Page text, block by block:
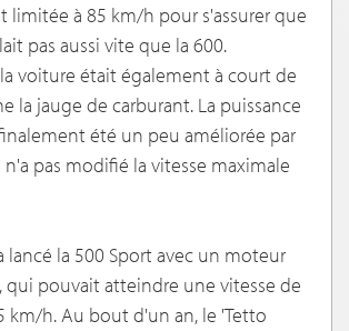
limitée à 85 km/h pour s'assurer que
pas aussi vite que la 600.
voiture était également à court de
la jauge de carburant. La puissance
été un peu améliorée par
n'a pas modifié la vitesse maximale
lancé la 500 Sport avec un moteur
qui pouvait atteindre une vitesse de
km/h. Au bout d'un an, le 'Tetto